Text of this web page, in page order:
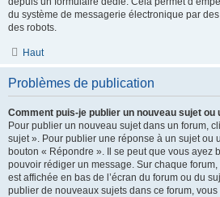
du système de messagerie électronique par
des robots.
Haut
Problèmes de publication
Comment puis-je publier un nouveau sujet ou
Pour publier un nouveau sujet dans un forum,
sujet ». Pour publier une réponse à un sujet ou
bouton « Répondre ». Il se peut que vous ayez
pouvoir rédiger un message. Sur chaque
est affichée en bas de l’écran du forum ou du
publier de nouveaux sujets dans ce forum,